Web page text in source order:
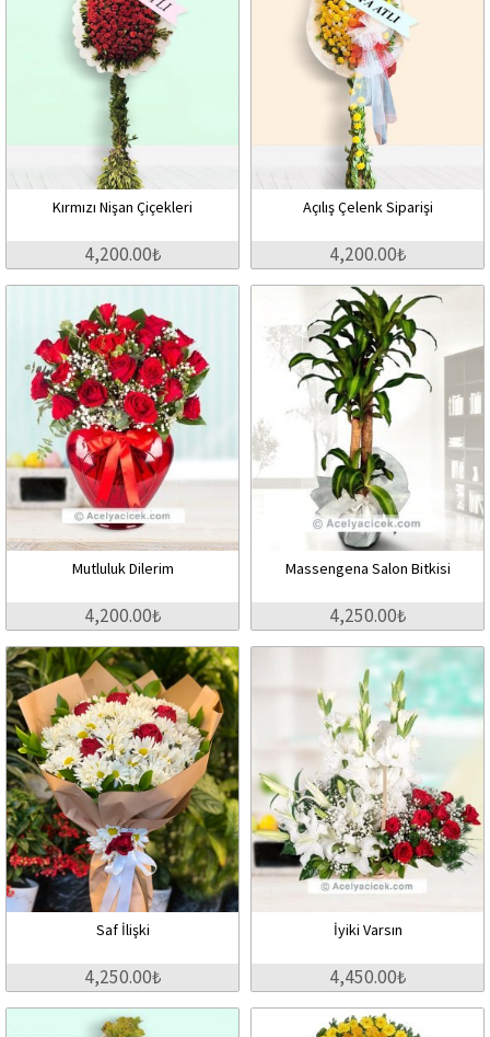
Kırmızı Nişan Çiçekleri
4,200.00₺
Açılış Çelenk Siparişi
4,200.00₺
Mutluluk Dilerim
4,200.00₺
Massengena Salon Bitkisi
4,250.00₺
Saf İlişki
4,250.00₺
İyiki Varsın
4,450.00₺